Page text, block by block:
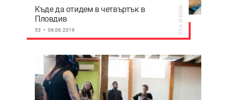
Къде да отидем в четвъртък в
Пловдив
53 06.06.2019 ЕЛА И ВИЖ